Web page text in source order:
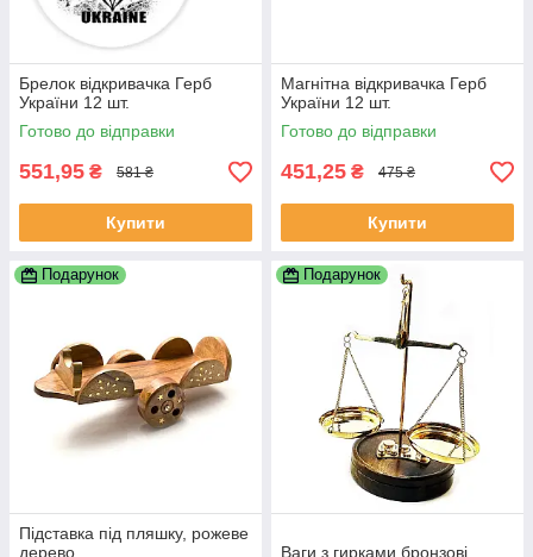
Брелок відкривачка Герб
України 12 шт.
Готово до відправки
551,95 ₴ 581 ₴
Купити
Магнітна відкривачка Герб
України 12 шт.
Готово до відправки
451,25 ₴ 475 ₴
Купити
Подарунок
Підставка під пляшку, рожеве
дерево
Подарунок
Ваги з гирками бронзові